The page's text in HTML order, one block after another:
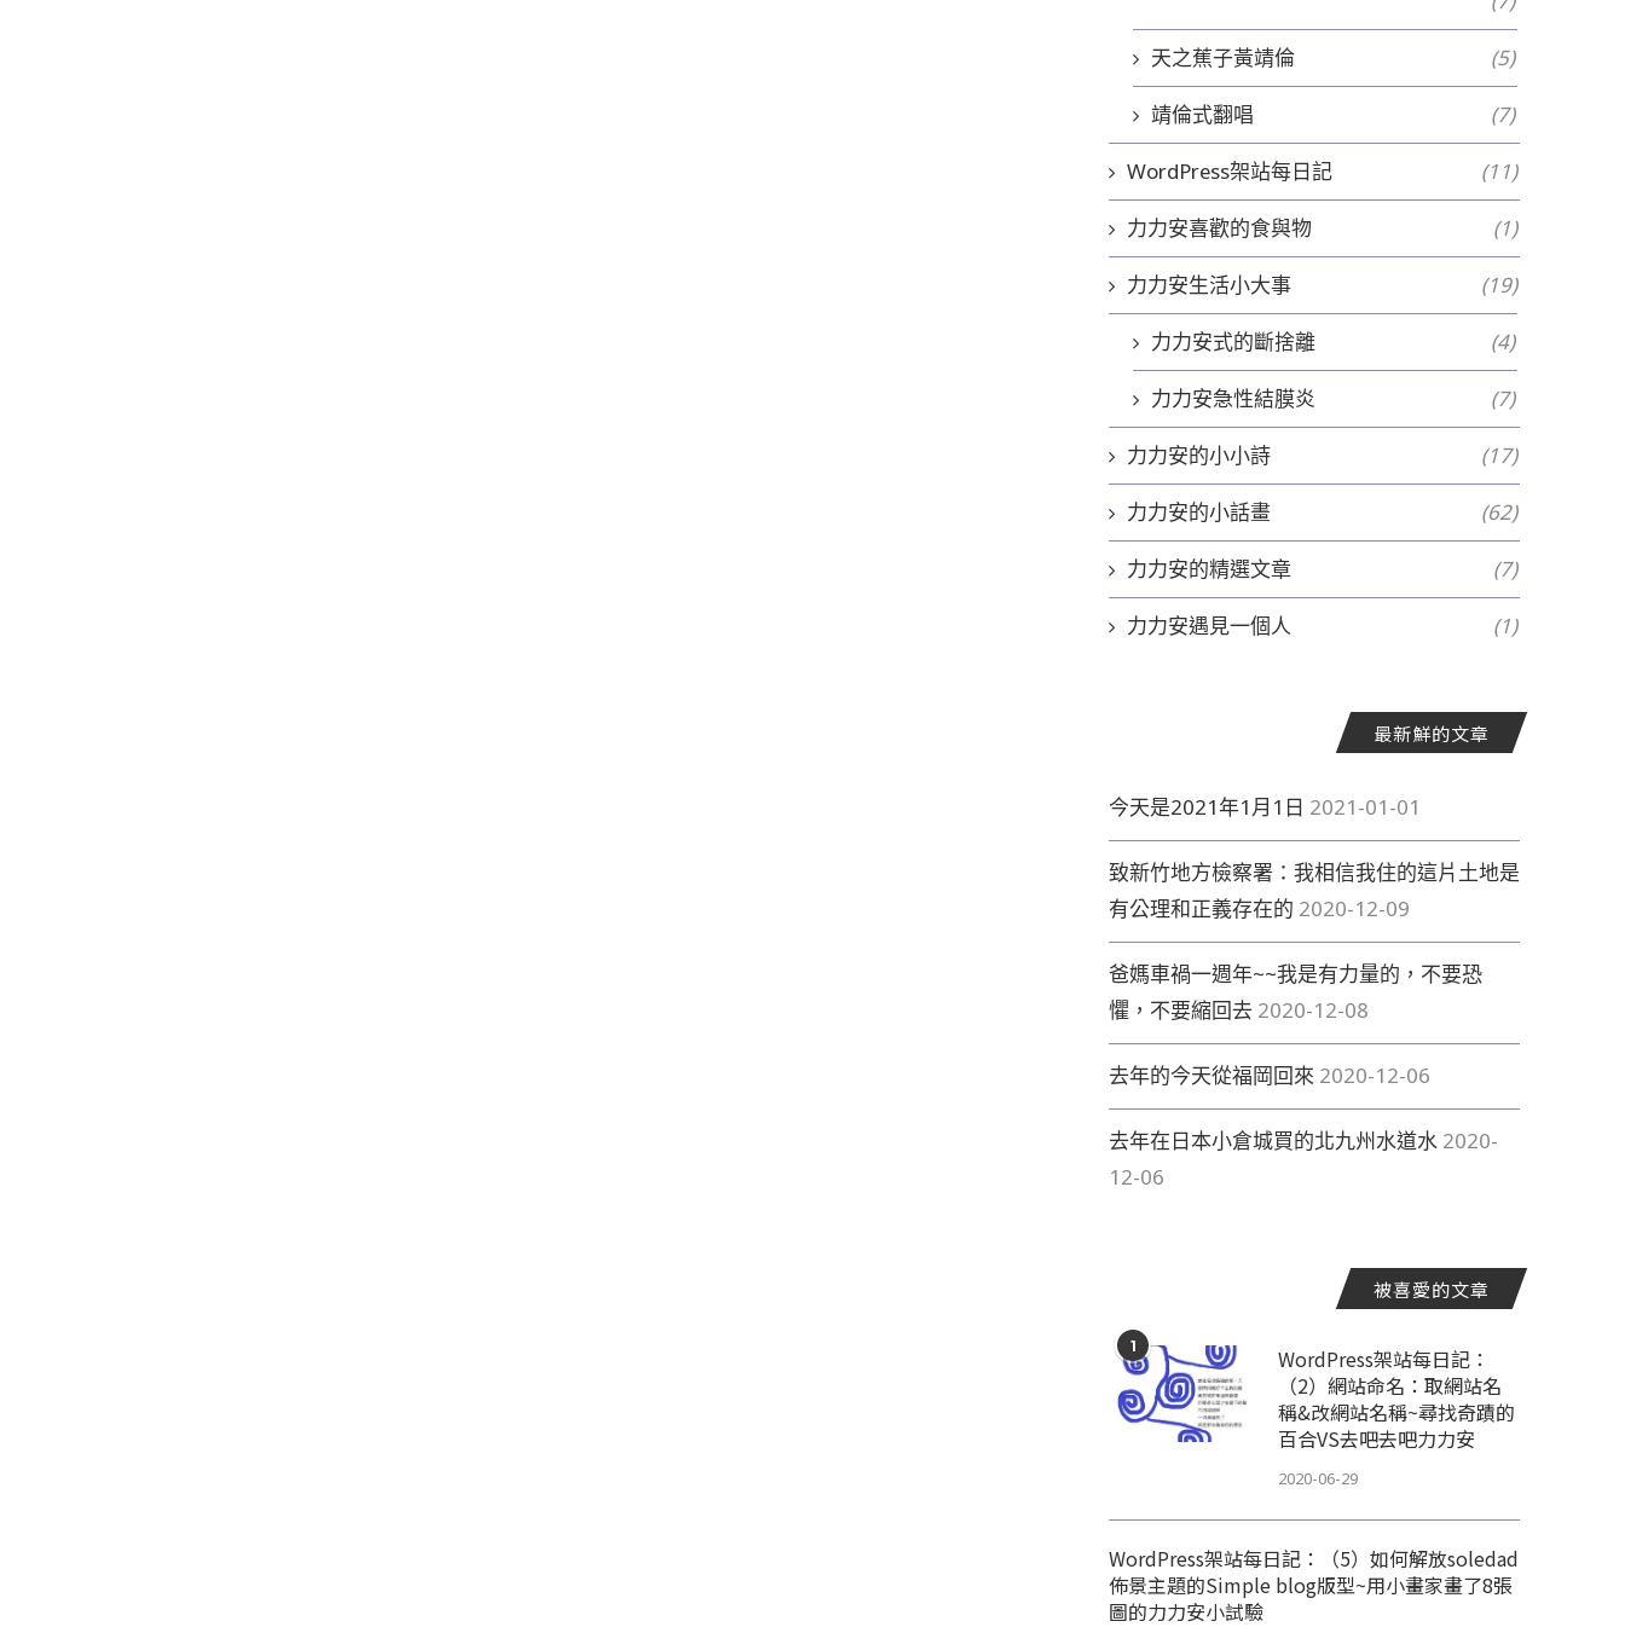
天之蕉子黃靖倫 (5)
靖倫式翻唱 (7)
WordPress架站每日記 (11)
力力安喜歡的食與物 (1)
力力安生活小大事 (19)
力力安式的斷捨離 (4)
力力安急性結膜炎 (7)
力力安的小小詩 (17)
力力安的小話畫 (62)
力力安的精選文章 (7)
力力安遇見一個人 (1)
最新鮮的文章
今天是2021年1月1日 2021-01-01
致新竹地方檢察署：我相信我住的這片土地是
有公理和正義存在的 2020-12-09
爸媽車禍一週年~~我是有力量的，不要恐
懼，不要縮回去 2020-12-08
去年的今天從福岡回來 2020-12-06
去年在日本小倉城買的北九州水道水 2020-
12-06
被喜愛的文章
1
WordPress架站每日記：
（2）網站命名：取網站名
稱&改網站名稱~尋找奇蹟的
百合VS去吧去吧力力安
2020-06-29
WordPress架站每日記：（5）如何解放soledad
佈景主題的Simple blog版型~用小畫家畫了8張
圖的力力安小試驗